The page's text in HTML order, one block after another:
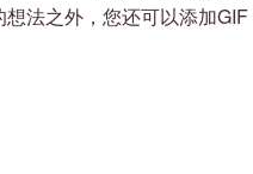
法之外，您还可以添加